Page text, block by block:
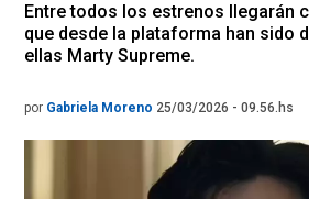
Entre todos los estrenos llegarán
que desde la plataforma han sido
ellas Marty Supreme.
por Gabriela Moreno 25/03/2026 - 09.56.hs